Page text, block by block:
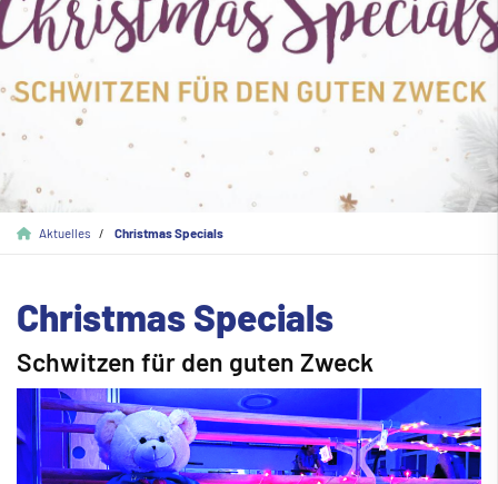
Aktuelles Christmas Specials
Christmas Specials
Schwitzen für den guten Zweck